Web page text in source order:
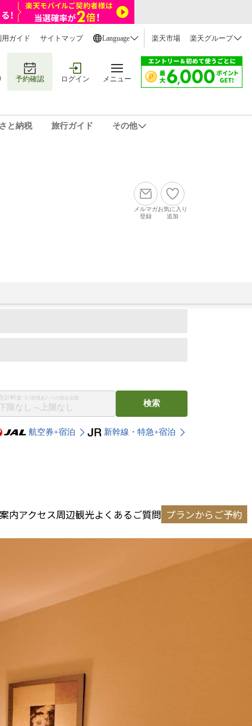
用ガイド サイトマップ Language 楽天市場 楽天グループ
予約確認 ログイン メニュー
と納税 旅行ガイド その他
メルマガ
登録
お気に入り
追加
計料金 ※1部屋あたりの税込金額
〜
検索
航空券+宿泊 新幹線・特急+宿泊
内アクセス周辺観光よくあるご質問 プランからご予約